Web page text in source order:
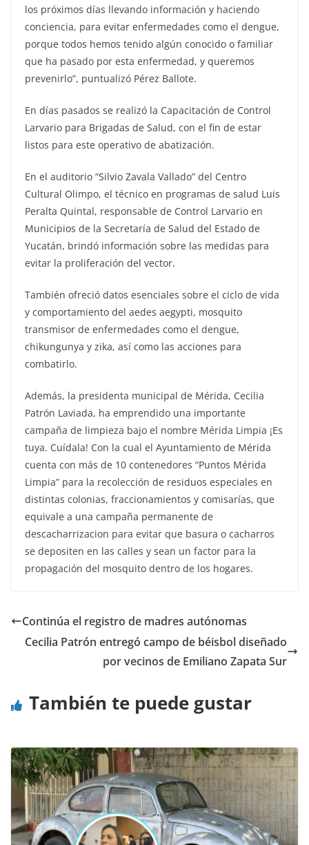
los próximos días llevando información y haciendo
conciencia, para evitar enfermedades como el dengue,
porque todos hemos tenido algún conocido o familiar
que ha pasado por esta enfermedad, y queremos
prevenirlo”, puntualizó Pérez Ballote.
En días pasados se realizó la Capacitación de Control
Larvario para Brigadas de Salud, con el fin de estar
listos para este operativo de abatización.
En el auditorio “Silvio Zavala Vallado” del Centro
Cultural Olimpo, el técnico en programas de salud Luis
Peralta Quintal, responsable de Control Larvario en
Municipios de la Secretaría de Salud del Estado de
Yucatán, brindó información sobre las medidas para
evitar la proliferación del vector.
También ofreció datos esenciales sobre el ciclo de vida
y comportamiento del aedes aegypti, mosquito
transmisor de enfermedades como el dengue,
chikungunya y zika, así como las acciones para
combatirlo.
Además, la presidenta municipal de Mérida, Cecilia
Patrón Laviada, ha emprendido una importante
campaña de limpieza bajo el nombre Mérida Limpia ¡Es
tuya. Cuídala! Con la cual el Ayuntamiento de Mérida
cuenta con más de 10 contenedores “Puntos Mérida
Limpia” para la recolección de residuos especiales en
distintas colonias, fraccionamientos y comisarías, que
equivale a una campaña permanente de
descacharrizacion para evitar que basura o cacharros
se depositen en las calles y sean un factor para la
propagación del mosquito dentro de los hogares.
Continúa el registro de madres autónomas
Cecilia Patrón entregó campo de béisbol diseñado
por vecinos de Emiliano Zapata Sur
También te puede gustar